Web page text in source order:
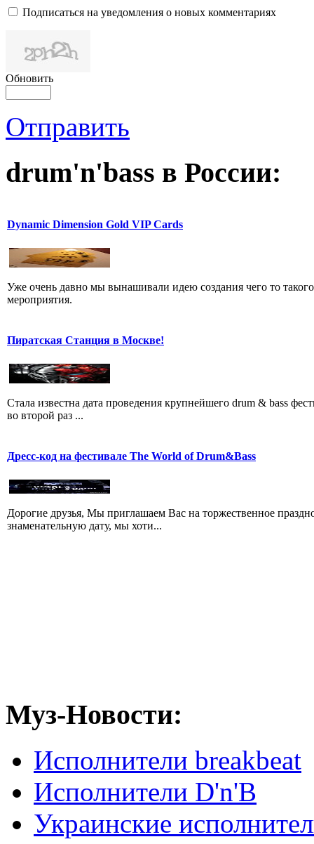
Подписаться на уведомления о новых комментариях
Обновить
Отправить
drum'n'bass в России:
Dynamic Dimension Gold VIP Cards
Уже очень давно мы вынашивали идею создания чего то
мероприятия.
Пиратская Станция в Москве!
Стала известна дата проведения крупнейшего drum & bass
во второй раз ...
Дресс-код на фестивале The World of Drum&Bass
Дорогие друзья, Мы приглашаем Вас на торжественное
знаменательную дату, мы хоти...
Муз-Новости:
Исполнители breakbeat
Исполнители D'n'B
Украинские